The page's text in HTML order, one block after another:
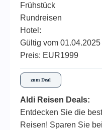
Frühstück
Rundreisen
Hotel:
Gültig vom
Preis: EUR1999
zum Deal
Aldi Reisen Deals:
Entdecken Sie die
Reisen! Sparen Sie